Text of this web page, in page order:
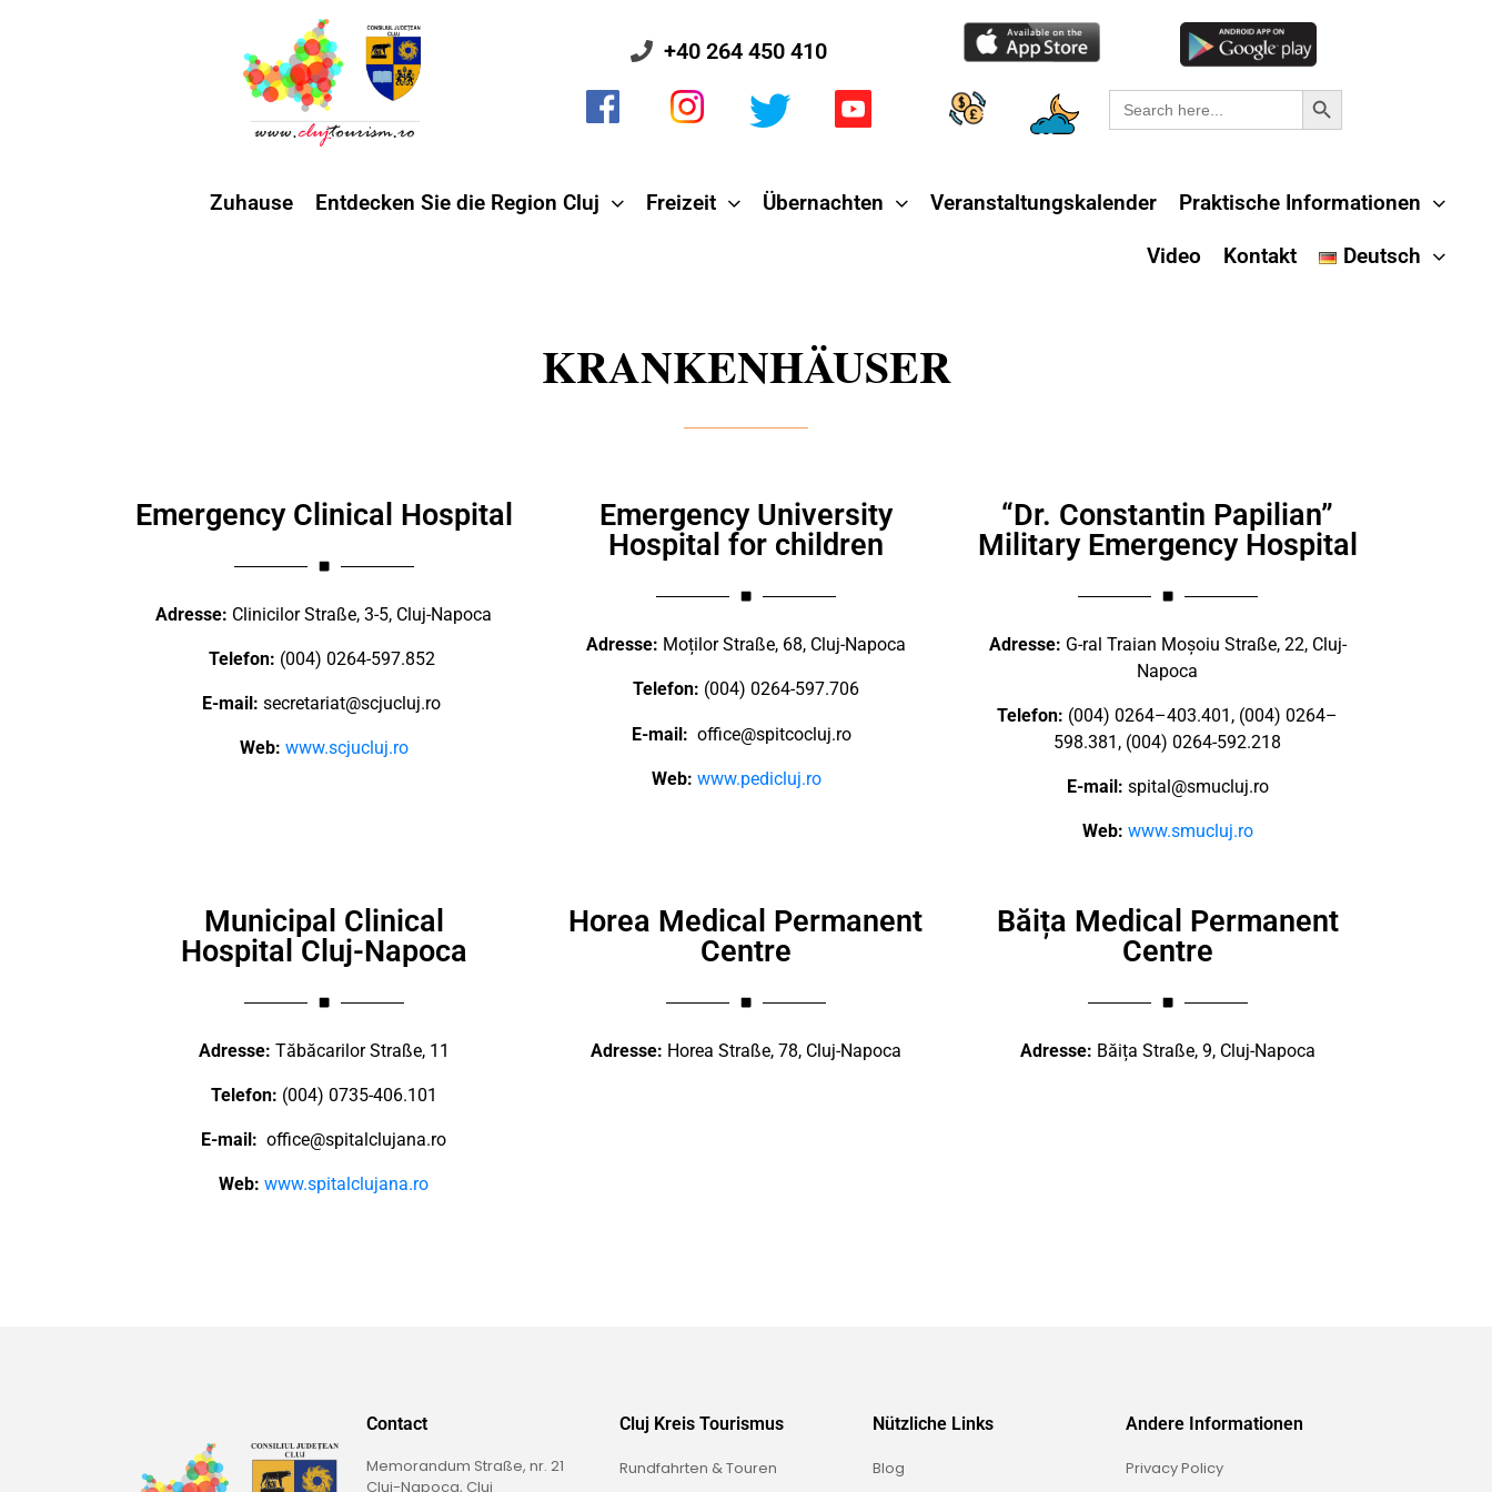
+40 264 450 410
Search
for:
Search Button
Zuhause Entdecken Sie die Region Cluj Freizeit Übernachten Veranstaltungskalender Praktische Informationen
Video Kontakt Deutsch
KRANKENHÄUSER
Emergency Clinical Hospital
Adresse: Clinicilor Straße, 3-5, Cluj-Napoca
Telefon: (004) 0264-597.852
E-mail: secretariat@scjucluj.ro
Web: www.scjucluj.ro
Emergency University
Hospital for children
Adresse: Moților Straße, 68, Cluj-Napoca
Telefon: (004) 0264-597.706
E-mail: office@spitcocluj.ro
Web: www.pedicluj.ro
“Dr. Constantin Papilian”
Military Emergency Hospital
Adresse: G-ral Traian Moșoiu Straße, 22, Cluj-
Napoca
Telefon: (004) 0264–403.401, (004) 0264–
598.381, (004) 0264-592.218
E-mail: spital@smucluj.ro
Web: www.smucluj.ro
Municipal Clinical
Hospital Cluj-Napoca
Adresse: Tăbăcarilor Straße, 11
Telefon: (004) 0735-406.101
E-mail: office@spitalclujana.ro
Web: www.spitalclujana.ro
Horea Medical Permanent
Centre
Adresse: Horea Straße, 78, Cluj-Napoca
Băița Medical Permanent
Centre
Adresse: Băița Straße, 9, Cluj-Napoca
Contact
Memorandum Straße, nr. 21
Cluj-Napoca, Cluj
Cluj Kreis Tourismus
Rundfahrten & Touren
Nützliche Links
Blog
Andere Informationen
Privacy Policy